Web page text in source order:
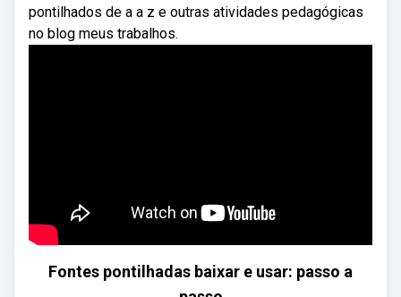
pontilhados de a a z e outras atividades pedagógicas
no blog meus trabalhos.
Fontes pontilhadas baixar e usar: passo a